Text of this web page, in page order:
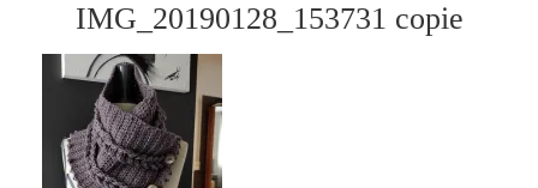
IMG_20190128_153731 copie